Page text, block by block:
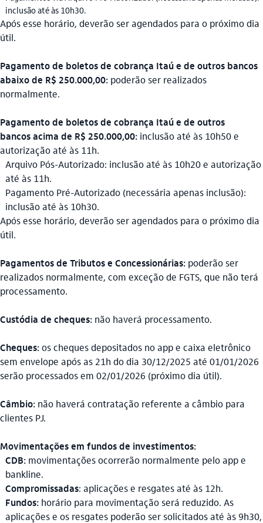
inclusão até às 10h30.
Após esse horário, deverão ser agendados para o próximo dia
útil.
Pagamento de boletos de cobrança Itaú e de outros bancos
abaixo de R$ 250.000,00: poderão ser realizados
normalmente.
Pagamento de boletos de cobrança Itaú e de outros
bancos acima de R$ 250.000,00: inclusão até às 10h50 e
autorização até às 11h.
Arquivo Pós-Autorizado: inclusão até às 10h20 e autorização
até às 11h.
Pagamento Pré-Autorizado (necessária apenas inclusão):
inclusão até às 10h30.
Após esse horário, deverão ser agendados para o próximo dia
útil.
Pagamentos de Tributos e Concessionárias: poderão ser
realizados normalmente, com exceção de FGTS, que não terá
processamento.
Custódia de cheques: não haverá processamento.
Cheques:os cheques depositados no app e caixa eletrônico
sem envelope após as 21h do dia 30/12/2025 até 01/01/2026
serão processados em 02/01/2026 (próximo dia útil).
Câmbio: não haverá contratação referente a câmbio para
clientes PJ.
Movimentações em fundos de investimentos:
CDB:movimentações ocorrerão normalmente pelo app e
bankline.
Compromissadas: aplicações e resgates até às 12h.
Fundos:horário para movimentação será reduzido. As
aplicações e os resgates poderão ser solicitados até às 9h30,